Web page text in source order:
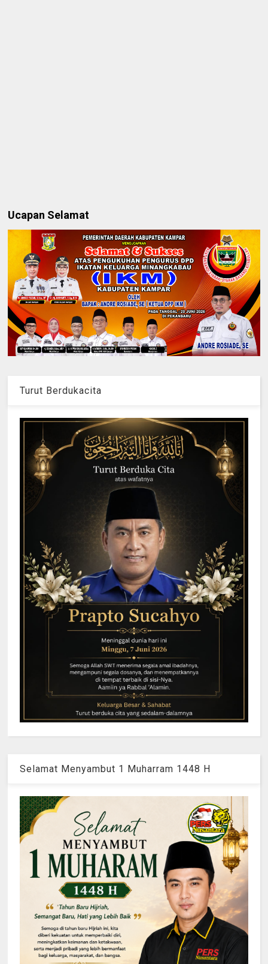
Ucapan Selamat
Turut Berdukacita
Selamat Menyambut 1 Muharram 1448 H